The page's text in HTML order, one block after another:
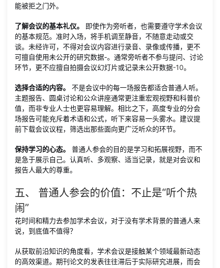
能被拒之门外。
了解会议的基本礼仪。
即使作为旁听者，也需要遵守学术会议
的基本规范。准时入场，将手机调至静音，不随意走动或交
谈。未经许可，不得对会议内容进行录音、录像或传播，更不
可擅自使用未公开的研究数据-。通常旁听者不参与提问、讨论
环节，更不应擅自拍摄会议幻灯片或记录未公开数据-10。
选择合适的内容。
不是会议中的每一场报告都适合普通人听。
主题报告、圆桌讨论和公众讲座通常更注重宏观视野和科普价
值，而非专业人士也更容易理解。相比之下，高度专业的分会
场报告可能充斥着术语和公式，听下来容易一头雾水。建议提
前下载会议议程，筛选出那些面向更广泛听众的环节。
保持学习的心态。
普通人参会的目的是学习和拓展视野，而不
是急于展示自己。认真听、多观察、适当记录，就是对会议和
报告人最大的尊重。
五、 普通人参会的价值：不止是“听个热
闹”
花时间和精力去参加学术会议，对于没有学术背景的普通人来
说，到底值不值得？
从获取前沿知识的角度看，学术会议是接触某个领域最新动态
的高效渠道。期刊论文的发表往往滞后于实际研究进展，而会